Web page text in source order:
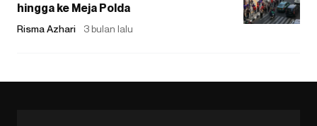
hingga ke Meja Polda
Risma Azhari 3 bulan lalu